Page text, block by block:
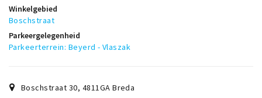
Winkelgebied
Boschstraat
Parkeergelegenheid
Parkeerterrein: Beyerd - Vlaszak
Boschstraat 30, 4811GA Breda